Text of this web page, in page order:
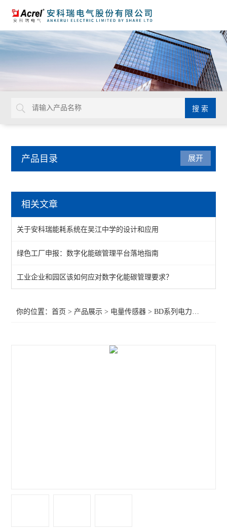
产品目录
隔离器
电流隔离器
交流电流传感器 输出4-20mA
剩余电流漏电流互感器
展开
相关文章
关于安科瑞能耗系统在吴江中学的设计和应用
绿色工厂申报：数字化能碳管理平台落地指南
工业企业和园区该如何应对数字化能碳管理要求？
你的位置：首页 > 产品展示 > 电量传感器 >BD系列电力变送器